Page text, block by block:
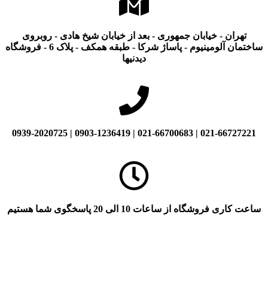
تهران - خیابان جمهوری - بعد از خیابان شیخ هادی - روبروی
ساختمان آلومینیوم - پاساژ شرکا - طبقه همکف - پلاک 6 - فروشگاه
دیدنیها
021-66727221 | 021-66700683 | 0903-1236419 | 0939-2020725
ساعت کاری فروشگاه از ساعات 10 الی 20 پاسخگوی شما هستیم